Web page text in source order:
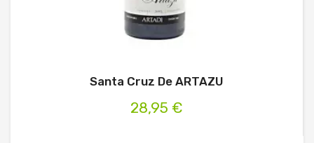
Santa Cruz De ARTAZU
28,95 €